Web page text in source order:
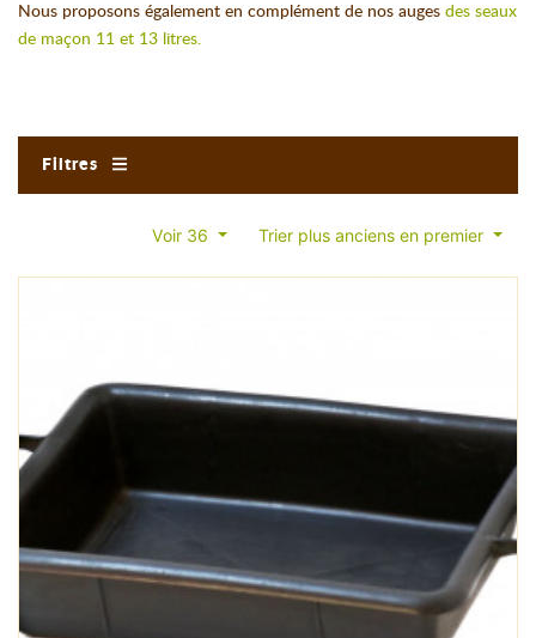
Nous proposons également en complément de nos auges des seaux
de maçon 11 et 13 litres.
Filtres
Voir 36 Trier plus anciens en premier